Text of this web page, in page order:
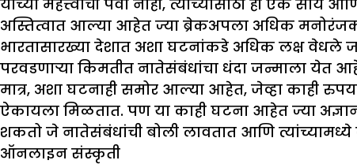
यांच्या महत्त्वाची पर्वा नाही, त्यांच्यासाठी ही
अस्तित्वात आल्या आहेत ज्या ब्रेकअपला अधिक
भारतासारख्या देशात अशा घटनांकडे अधिक लक्ष वेधले
परवडणाऱ्या किमतीत नातेसंबंधांचा धंदा जन्माला येत
मात्र, अशा घटनाही समोर आल्या आहेत, जेव्हा काही
ऐकायला मिळतात. पण या काही घटना आहेत ज्या अज्ञान
शकतो जे नातेसंबंधांची बोली लावतात आणि त्यांच्यामध्ये
ऑनलाइन संस्कृती